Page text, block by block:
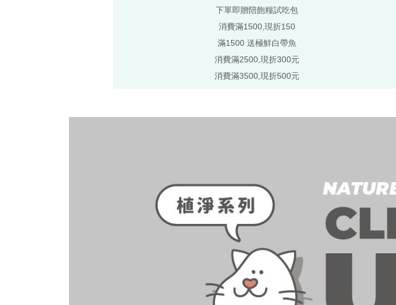
下單即贈陪飽糧試吃包
消費滿1500,現折150
滿1500 送極鮮白帶魚
消費滿2500,現折300元
消費滿3500,現折500元